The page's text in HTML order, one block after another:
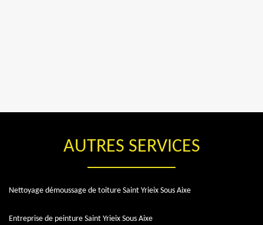
AUTRES SERVICES
Nettoyage démoussage de toiture Saint Yrieix Sous Aixe
Entreprise de peinture Saint Yrieix Sous Aixe